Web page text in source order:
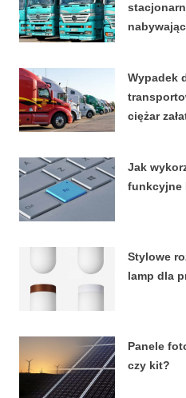
Wypadek
ciężar
Jak
funkcyjne
Stylowe
lamp dla
Panele
czy kit?